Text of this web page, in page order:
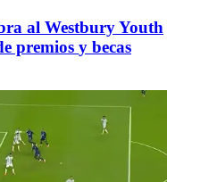
al Westbury Youth
premios y becas